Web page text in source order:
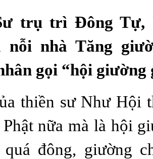
trụ trì Đông Tự,
nỗi nhà Tăng
gọi “hội giường
thiền sư Như Hội
nữa mà là hội
đông, giường